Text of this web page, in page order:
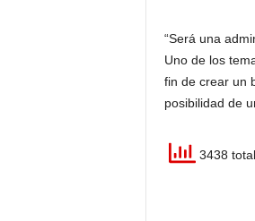
“Será una
Uno de los
fin de crear un
posibilidad de
3438